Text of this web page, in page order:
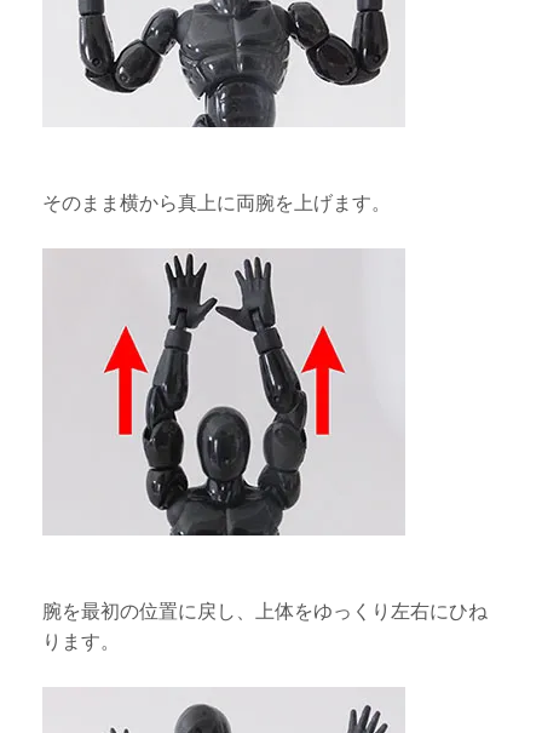
そのまま横から真上に両腕を上げます。
腕を最初の位置に戻し、上体をゆっくり左右にひね
ります。